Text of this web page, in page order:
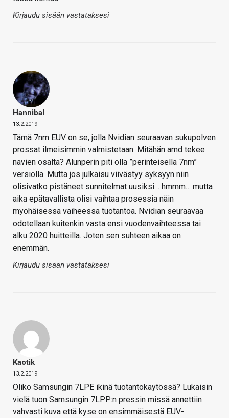
Kirjaudu sisään vastataksesi
Hannibal
13.2.2019
Tämä 7nm EUV on se, jolla Nvidian seuraavan sukupolven
prossat ilmeisimmin valmistetaan. Mitähän amd tekee
navien osalta? Alunperin piti olla ”perinteisellä 7nm”
versiolla. Mutta jos julkaisu viivästyy syksyyn niin
olisivatko pistäneet sunnitelmat uusiksi… hmmm… mutta
aika epätavallista olisi vaihtaa prosessia näin
myöhäisessä vaiheessa tuotantoa. Nvidian seuraavaa
odotellaan kuitenkin vasta ensi vuodenvaihteessa tai
alku 2020 huitteilla. Joten sen suhteen aikaa on
enemmän.
Kirjaudu sisään vastataksesi
Kaotik
13.2.2019
Oliko Samsungin 7LPE ikinä tuotantokäytössä? Lukaisin
vielä tuon Samsungin 7LPP:n pressin missä annettiin
vahvasti kuva että kyse on ensimmäisestä EUV-